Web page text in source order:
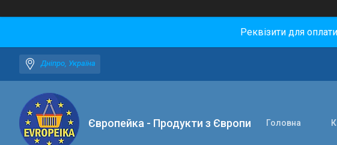
Реквізити для
Дніпро, Україна
Європейка - Продукти з Європи Головна